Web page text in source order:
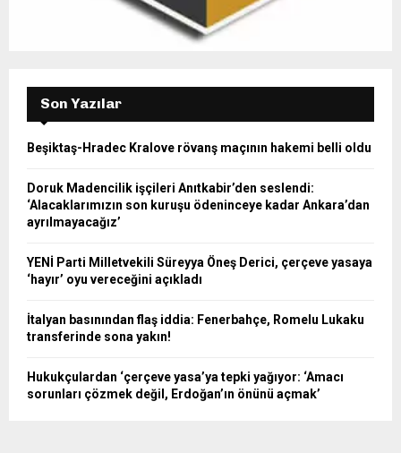
Son Yazılar
Beşiktaş-Hradec Kralove rövanş maçının hakemi belli oldu
Doruk Madencilik işçileri Anıtkabir’den seslendi:
‘Alacaklarımızın son kuruşu ödeninceye kadar Ankara’dan
ayrılmayacağız’
YENİ Parti Milletvekili Süreyya Öneş Derici, çerçeve yasaya
‘hayır’ oyu vereceğini açıkladı
İtalyan basınından flaş iddia: Fenerbahçe, Romelu Lukaku
transferinde sona yakın!
Hukukçulardan ‘çerçeve yasa’ya tepki yağıyor: ‘Amacı
sorunları çözmek değil, Erdoğan’ın önünü açmak’